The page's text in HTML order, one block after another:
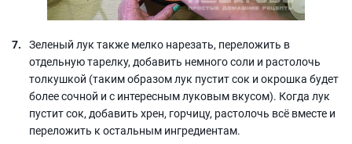
Зеленый лук также мелко нарезать, переложить в
отдельную тарелку, добавить немного соли и растолочь
толкушкой (таким образом лук пустит сок и окрошка будет
более сочной и с интересным луковым вкусом). Когда лук
пустит сок, добавить хрен, горчицу, растолочь всё вместе и
переложить к остальным ингредиентам.